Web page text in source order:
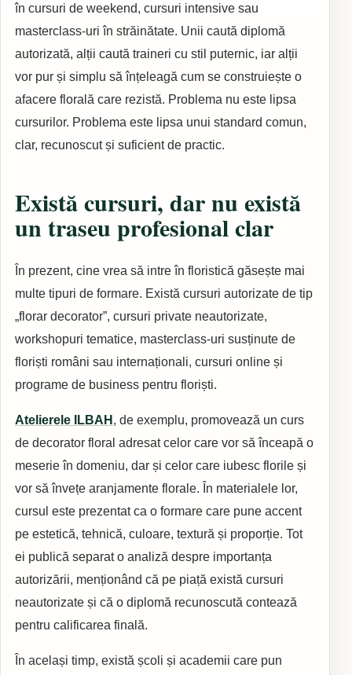
în cursuri de weekend, cursuri intensive sau
masterclass-uri în străinătate. Unii caută diplomă
autorizată, alții caută traineri cu stil puternic, iar alții
vor pur și simplu să înțeleagă cum se construiește o
afacere florală care rezistă. Problema nu este lipsa
cursurilor. Problema este lipsa unui standard comun,
clar, recunoscut și suficient de practic.
Există cursuri, dar nu există
un traseu profesional clar
În prezent, cine vrea să intre în floristică găsește mai
multe tipuri de formare. Există cursuri autorizate de tip
„florar decorator”, cursuri private neautorizate,
workshopuri tematice, masterclass-uri susținute de
floriști români sau internaționali, cursuri online și
programe de business pentru floriști.
Atelierele ILBAH , de exemplu, promovează un curs
de decorator floral adresat celor care vor să înceapă o
meserie în domeniu, dar și celor care iubesc florile și
vor să învețe aranjamente florale. În materialele lor,
cursul este prezentat ca o formare care pune accent
pe estetică, tehnică, culoare, textură și proporție. Tot
ei publică separat o analiză despre importanța
autorizării, menționând că pe piață există cursuri
neautorizate și că o diplomă recunoscută contează
pentru calificarea finală.
În același timp, există școli și academii care pun